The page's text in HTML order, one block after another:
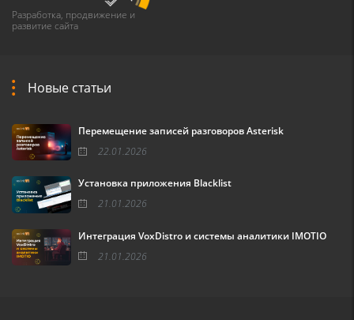
Разработка, продвижение и
развитие сайта
Новые статьи
Перемещение записей разговоров Asterisk
22.01.2026
Установка приложения Blacklist
21.01.2026
Интеграция VoxDistro и системы аналитики IMOTIO
21.01.2026